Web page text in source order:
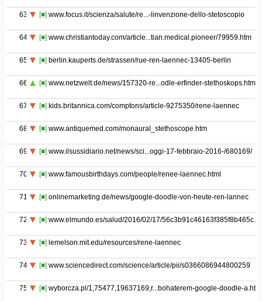
63 [■]www.focus.it/scienza/salute/re...-linvenzione-dello-stetoscopio
64 [■]www.christiantoday.com/article...tian.medical.pioneer/79959.htm
65 [■]berlin.kauperts.de/strassen/rue-ren-laennec-13405-berlin
66 [■]www.netzwelt.de/news/157320-re...odle-erfinder-stethoskops.html
67 [■]kids.britannica.com/comptons/article-9275350/rene-laennec
68 [■]www.antiquemed.com/monaural_stethoscope.htm
69 [■]www.ilsussidiario.net/news/sci...oggi-17-febbraio-2016-/680169/
70 [■]www.famousbirthdays.com/people/renee-laennec.html
71 [■]onlinemarketing.de/news/google-doodle-von-heute-ren-lannec
72 [■]www.elmundo.es/salud/2016/02/17/
73 [■]lemelson.mit.edu/resources/rene-laennec
74 [■]www.sciencedirect.com/science/article/pii/s0366086944800259
75 [■]wyborcza.pl/1,75477,19637169,r...bohaterem-google-doodle-